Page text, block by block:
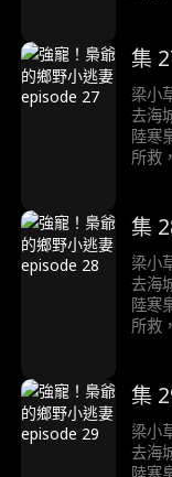
集
梁小
去海
陸寒
所救
集
梁小
去海
陸寒
所救
集
梁小
去海
陸寒